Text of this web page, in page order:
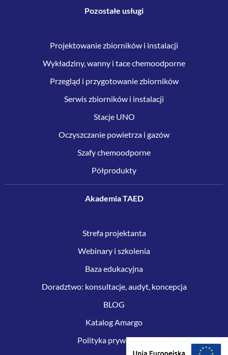
Pozostałe usługi
Projektowanie zbiorników i instalacji
Wykładziny, wanny i tace chemoodporne
Przegląd i przygotowanie zbiorników
Serwis zbiorników i instalacji
Stacje UNO
Oczyszczanie powietrza i gazów
Szafy chemoodporne
Półprodukty
Akademia TAED
Strefa projektanta
Webinary i szkolenia
Baza edukacyjna
Doradztwo: konsultacje, audyt, koncepcja
BLOG
Katalog Amargo
Polityka prywatności